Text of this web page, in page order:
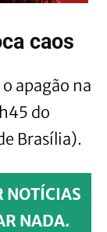
caos
apagão na
do
Brasília).
NOTÍCIAS
NADA.